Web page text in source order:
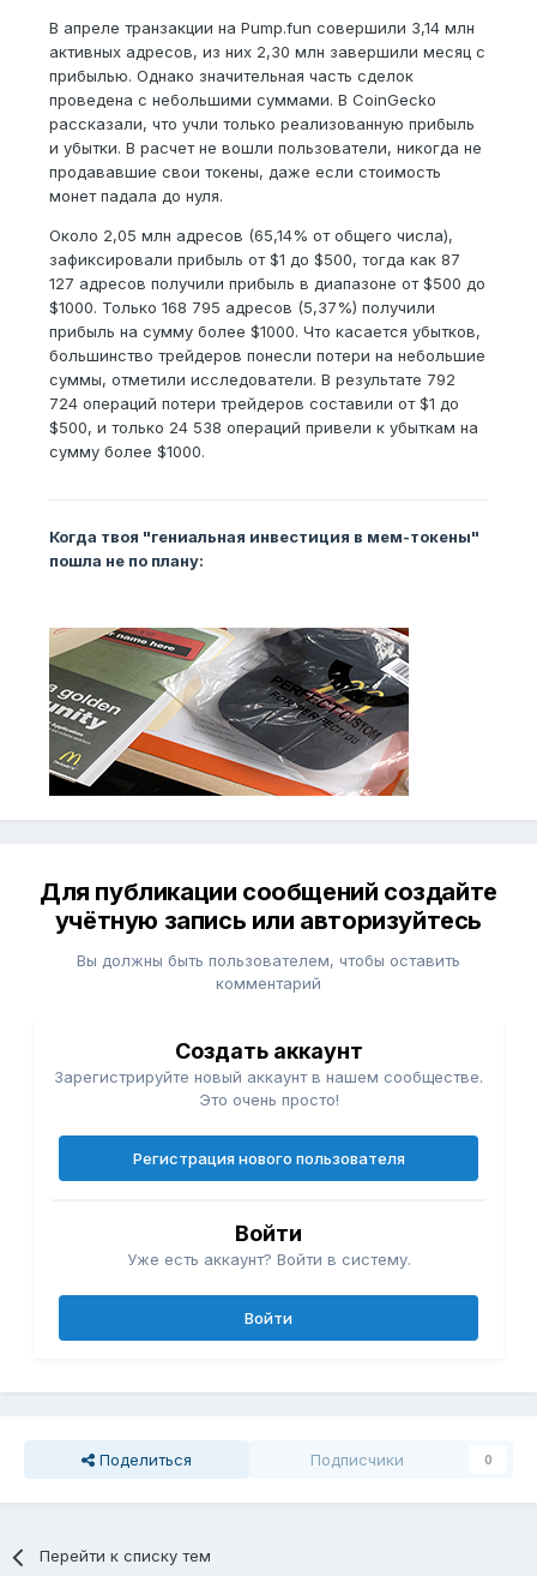
В апреле транзакции на Pump.fun совершили 3,14 млн
активных адресов, из них 2,30 млн завершили месяц с
прибылью. Однако значительная часть сделок
проведена с небольшими суммами. В CoinGecko
рассказали, что учли только реализованную прибыль
и убытки. В расчет не вошли пользователи, никогда не
продававшие свои токены, даже если стоимость
монет падала до нуля.
Около 2,05 млн адресов (65,14% от общего числа),
зафиксировали прибыль от $1 до $500, тогда как 87
127 адресов получили прибыль в диапазоне от $500 до
$1000. Только 168 795 адресов (5,37%) получили
прибыль на сумму более $1000. Что касается убытков,
большинство трейдеров понесли потери на небольшие
суммы, отметили исследователи. В результате 792
724 операций потери трейдеров составили от $1 до
$500, и только 24 538 операций привели к убыткам на
сумму более $1000.
Когда твоя "гениальная инвестиция в мем-токены"
пошла не по плану:
Для публикации сообщений создайте
учётную запись или авторизуйтесь
Вы должны быть пользователем, чтобы оставить
комментарий
Создать аккаунт
Зарегистрируйте новый аккаунт в нашем сообществе.
Это очень просто!
Регистрация нового пользователя
Войти
Уже есть аккаунт? Войти в систему.
Войти
Поделиться Подписчики 0
Перейти к списку тем